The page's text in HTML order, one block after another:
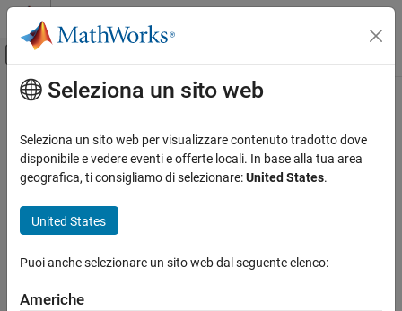
Vai al contenuto
Attiva/disattiva menu di navigazione
Pagina iniziale della documentazione
Contenuto principale
How useful was this information?
Seleziona un sito web
Seleziona un sito web per visualizzare contenuto tradotto dove
disponibile e vedere eventi e offerte locali. In base alla tua area
geografica, ti consigliamo di selezionare:United States.
United States
Puoi anche selezionare un sito web dal seguente elenco:
Americhe